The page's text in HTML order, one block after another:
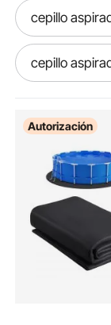
cepillo
cepillo
aspirador
materiales
aspiradoras
Autorización